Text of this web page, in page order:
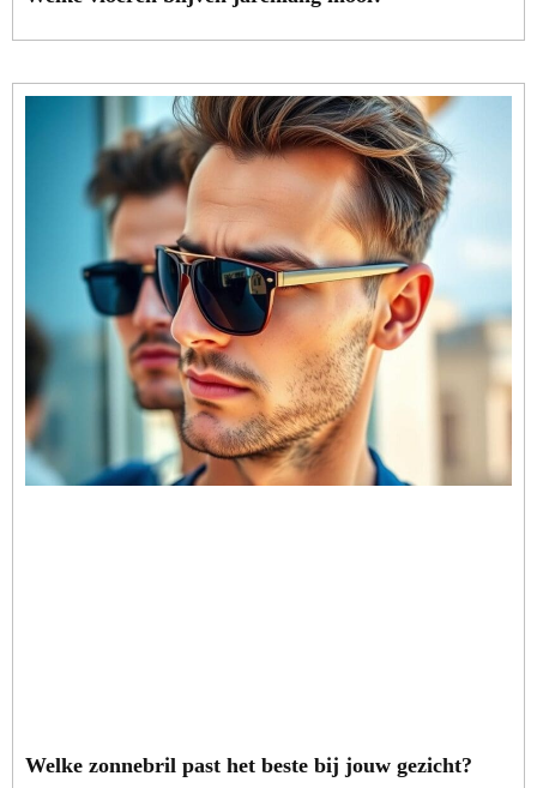
Welke zonnebril past het beste bij jouw gezicht?